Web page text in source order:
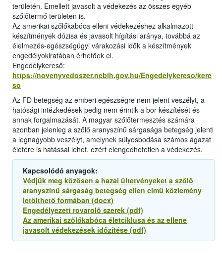
területén. Emellett javasolt a védekezés az összes egyéb
szőlőtermő területen is.
Az amerikai szőlőkabóca elleni védekezéshez alkalmazott
készítmények dózisa és javasolt hígítási aránya, továbbá az
élelmezés-egészségügyi várakozási idők a készítmények
engedélyokiratában érhetőek el.
Engedélykereső:
https://novenyvedoszer.nebih.gov.hu/Engedelykereso/kere
so
Az FD betegség az emberi egészségre nem jelent veszélyt, a
hatósági intézkedések pedig nem érintik a bor készítését és
annak forgalmazását. A magyar szőlőtermesztés számára
azonban jelenleg a szőlő aranyszínű sárgasága betegség jelenti
a legnagyobb veszélyt, amelynek súlyosbodása számos ágazat
életére is hatással lehet, ezért elengedhetetlen a védekezés.
Kapcsolódó anyagok:
Védjük meg közösen a hazai ültetvényeket a szőlő
aranyszínű sárgaság betegség ellen című közlemény
letölthető formában (docx)
Engedélyezett rovarolő szerek (pdf)
Az amerikai szőlőkabóca életciklusa és az ellene
javasolt védekezések időzítése (pdf)